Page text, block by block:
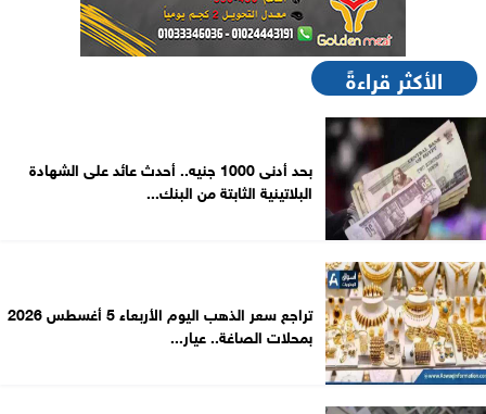
الأكثر قراءةً
بحد أدنى 1000 جنيه.. أحدث عائد على الشهادة
البلاتينية الثابتة من البنك...
تراجع سعر الذهب اليوم الأربعاء 5 أغسطس 2026
بمحلات الصاغة.. عيار...